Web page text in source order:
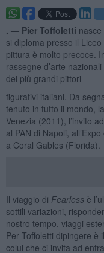
. — Pier Toffoletti
si diploma presso il
pittura è molto precoce.
rassegne d’arte
dei più grandi pittori
figurativi italiani. Da
tenuto in tutto il mondo,
Venezia (2011), l’invito
al PAN di Napoli,
a Coral Gables (Florida).
Il viaggio di Fearless è
sottili variazioni,
nostro tempo, viaggi
Per Toffoletti dipingere è
colui che ci invita ad